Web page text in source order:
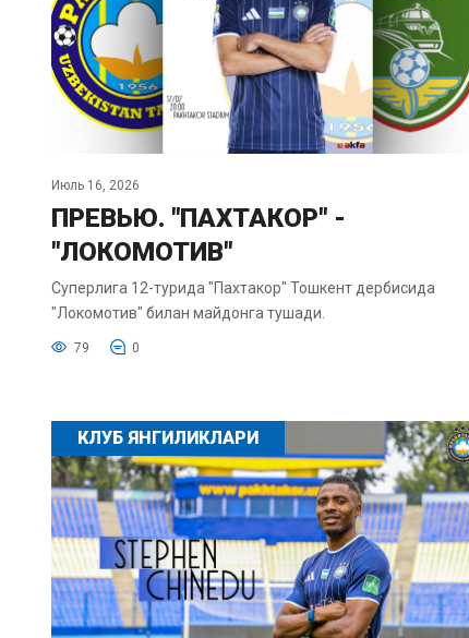
Июль 16, 2026
ПРЕВЬЮ. "ПАХТАКОР" -
"ЛОКОМОТИВ"
Суперлига 12-турида "Пахтакор" Тошкент дербисида
"Локомотив" билан майдонга тушади.
79 0
КЛУБ ЯНГИЛИКЛАРИ